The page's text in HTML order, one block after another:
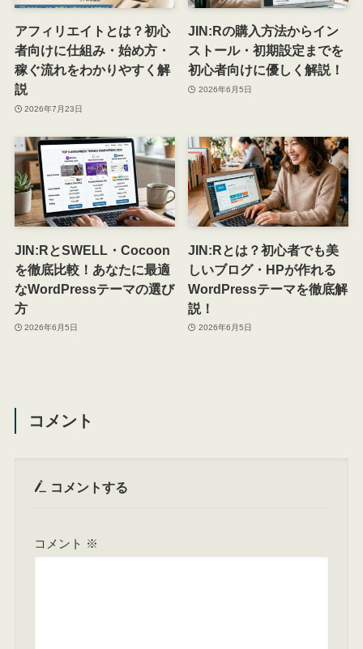
アフィリエイトとは？初心
者向けに仕組み・始め方・
稼ぐ流れをわかりやすく解
説
2026年7月23日
JIN:Rの購入方法からイン
ストール・初期設定までを
初心者向けに優しく解説！
2026年6月5日
JIN:RとSWELL・Cocoon
を徹底比較！あなたに最適
なWordPressテーマの選び
方
2026年6月5日
JIN:Rとは？初心者でも美
しいブログ・HPが作れる
WordPressテーマを徹底解
説！
2026年6月5日
コメント
コメントする
コメント ※